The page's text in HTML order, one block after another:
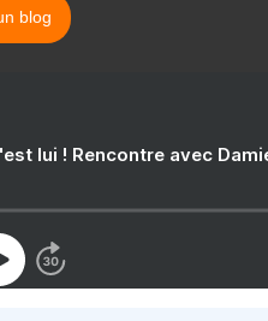
blog
lui ! Rencontre avec